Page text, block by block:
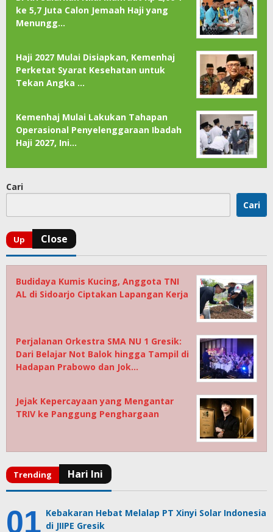
ke 5,7 Juta Calon Jemaah Haji yang
Menungg…
Haji 2027 Mulai Disiapkan, Kemenhaj
Perketat Syarat Kesehatan untuk
Tekan Angka …
Kemenhaj Mulai Lakukan Tahapan
Operasional Penyelenggaraan Ibadah
Haji 2027, Ini…
Cari
Cari
Budidaya Kumis Kucing, Anggota TNI
AL di Sidoarjo Ciptakan Lapangan Kerja
Perjalanan Orkestra SMA NU 1 Gresik:
Dari Belajar Not Balok hingga Tampil di
Hadapan Prabowo dan Jok…
Jejak Kepercayaan yang Mengantar
TRIV ke Panggung Penghargaan
Kebakaran Hebat Melalap PT Xinyi Solar Indonesia
di JIIPE Gresik